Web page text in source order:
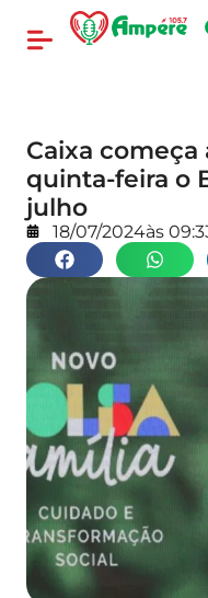
Caixa começa
quinta-feira o
julho
18/07/2024às